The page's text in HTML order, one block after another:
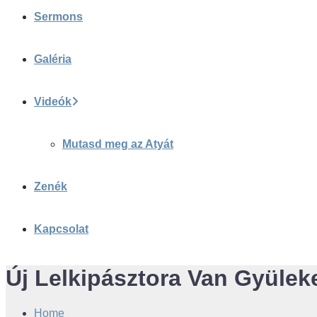
Sermons
Galéria
Videók
Mutasd meg az Atyát
Zenék
Kapcsolat
Új Lelkipásztora Van
Home